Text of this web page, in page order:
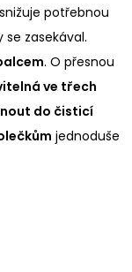
potřebnou
zasekával.
. O přesnou
ve třech
do čisticí
jednoduše